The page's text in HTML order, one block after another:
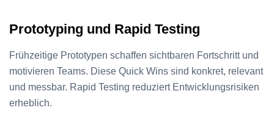
Prototyping und Rapid Testing
Frühzeitige Prototypen schaffen sichtbaren Fortschritt und
motivieren Teams. Diese Quick Wins sind konkret, relevant
und messbar. Rapid Testing reduziert Entwicklungsrisiken
erheblich.